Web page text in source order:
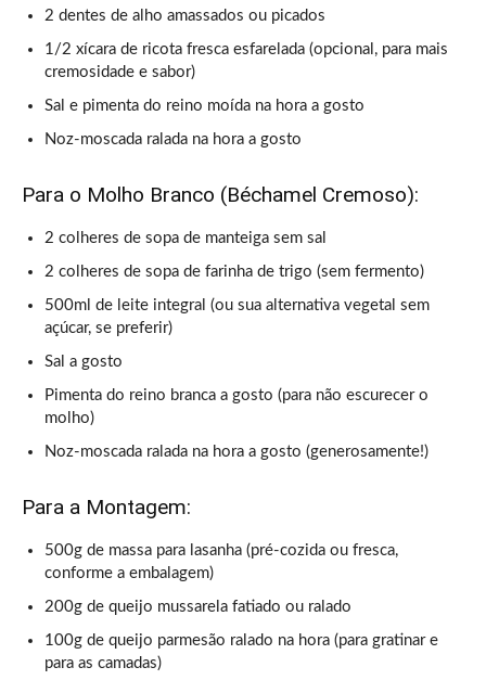
2 dentes de alho amassados ou picados
1/2 xícara de ricota fresca esfarelada (opcional, para mais
cremosidade e sabor)
Sal e pimenta do reino moída na hora a gosto
Noz-moscada ralada na hora a gosto
Para o Molho Branco (Béchamel Cremoso):
2 colheres de sopa de manteiga sem sal
2 colheres de sopa de farinha de trigo (sem fermento)
500ml de leite integral (ou sua alternativa vegetal sem
açúcar, se preferir)
Sal a gosto
Pimenta do reino branca a gosto (para não escurecer o
molho)
Noz-moscada ralada na hora a gosto (generosamente!)
Para a Montagem:
500g de massa para lasanha (pré-cozida ou fresca,
conforme a embalagem)
200g de queijo mussarela fatiado ou ralado
100g de queijo parmesão ralado na hora (para gratinar e
para as camadas)